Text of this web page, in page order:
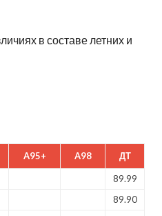
в составе летних и
A95+ A98 ДТ
89.99
89.90